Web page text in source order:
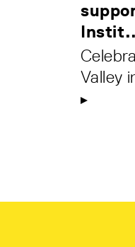
Valley